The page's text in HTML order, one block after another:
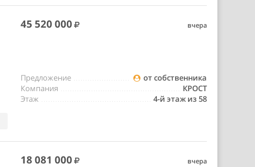
45 520 000 вчера
от собственника
Предложение
КРОСТ
Компания
4-й этаж из 58
Этаж
18 081 000 вчера